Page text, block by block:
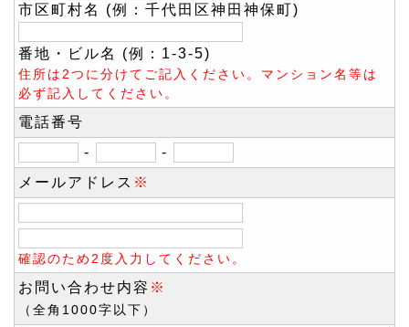
市区町村名 (例：千代田区神田神保町)
番地・ビル名 (例：1-3-5)
住所は2つに分けてご記入ください。マンション名等は
必ず記入してください。
電話番号
-
-
メールアドレス ※
確認のため2度入力してください。
お問い合わせ内容 ※
（全角1000字以下）